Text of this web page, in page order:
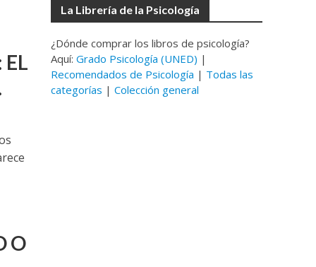
EL
O
La Librería de la Psicología
¿Dónde comprar los libros de psicología?
Aquí:Grado Psicología (UNED) |
Recomendados de Psicología | Todas las
categorías |Colección general